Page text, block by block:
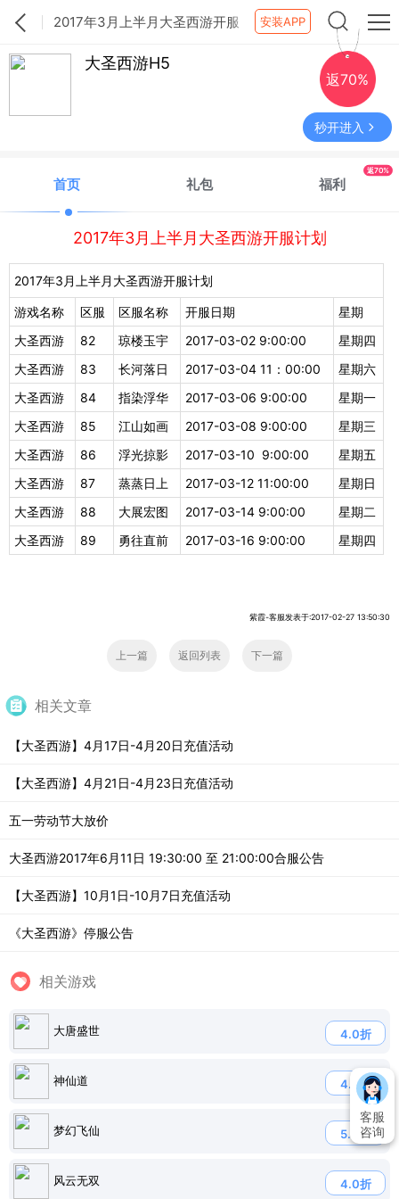
2017年3月上半月大圣西游开服
计划
安装APP
大圣西游H5
返70%
秒开进入
首页 礼包 福利
返70%
2017年3月上半月大圣西游开服计划
2017年3月上半月大圣西游开服计划
游戏名称 区服 区服名称 开服日期
星期
大圣西游
82 琼楼玉宇 2017-03-02 9:00:00
星期四
大圣西游
83 长河落日 2017-03-04 11：00:00
星期六
大圣西游
84 指染浮华 2017-03-06 9:00:00
星期一
大圣西游
85 江山如画 2017-03-08 9:00:00
星期三
大圣西游
86 浮光掠影 2017-03-10 9:00:00
星期五
大圣西游
87 蒸蒸日上 2017-03-12 11:00:00
星期日
大圣西游
88 大展宏图 2017-03-14 9:00:00
星期二
大圣西游
89 勇往直前 2017-03-16 9:00:00 星期四
紫霞-客服发表于:2017-02-27 13:50:30
上一篇 返回列表 下一篇
相关文章
【大圣西游】4月17日-4月20日充值活动
【大圣西游】4月21日-4月23日充值活动
五一劳动节大放价
大圣西游2017年6月11日 19:30:00 至 21:00:00合服公告
【大圣西游】10月1日-10月7日充值活动
《大圣西游》停服公告
相关游戏
大唐盛世 4.0折
神仙道 4.8折
梦幻飞仙 5.0折
风云无双 4.0折
客服
咨询